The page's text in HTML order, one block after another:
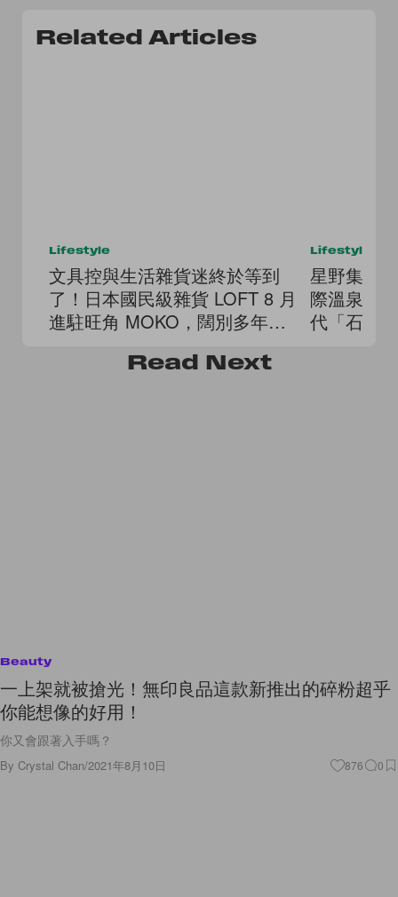
Related Articles
Lifestyle
文具控與生活雜貨迷終於等到
了！日本國民級雜貨 LOFT 8 月
進駐旺角 MOKO，闊別多年重
Lifestyle
星野集團
際溫泉遠
代「石蒸
Read Next
Beauty
一上架就被搶光！無印良品這款新推出的碎粉超乎
你能想像的好用！
你又會跟著入手嗎？
By Crystal Chan/2021年8月10日 876 0